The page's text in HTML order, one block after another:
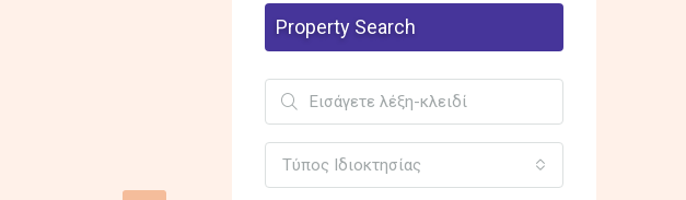
Property Search
Τύπος Ιδιοκτησίας